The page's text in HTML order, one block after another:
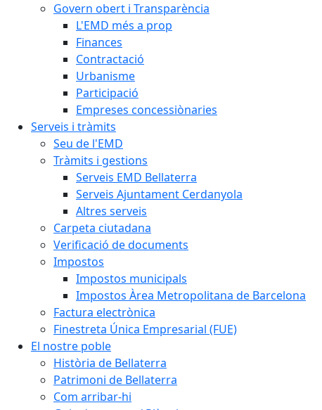
Govern obert i Transparència
L'EMD més a prop
Finances
Contractació
Urbanisme
Participació
Empreses concessiònaries
Serveis i tràmits
Seu de l'EMD
Tràmits i gestions
Serveis EMD Bellaterra
Serveis Ajuntament Cerdanyola
Altres serveis
Carpeta ciutadana
Verificació de documents
Impostos
Impostos municipals
Impostos Àrea Metropolitana de Barcelona
Factura electrònica
Finestreta Única Empresarial (FUE)
El nostre poble
Història de Bellaterra
Patrimoni de Bellaterra
Com arribar-hi